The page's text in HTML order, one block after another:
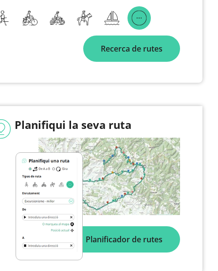
Recerca de rutes
Planifiqui la seva ruta
Planificador de rutes